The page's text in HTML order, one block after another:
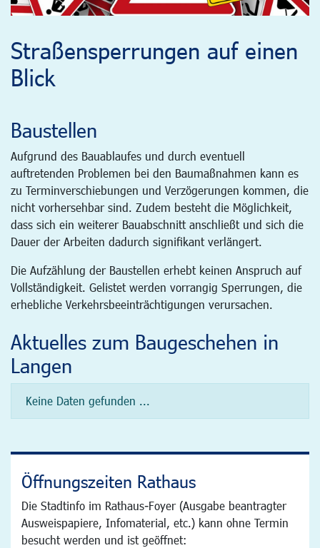
Straßensperrungen auf einen
Blick
Baustellen
Aufgrund des Bauablaufes und durch eventuell
auftretenden Problemen bei den Baumaßnahmen kann es
zu Terminverschiebungen und Verzögerungen kommen, die
nicht vorhersehbar sind. Zudem besteht die Möglichkeit,
dass sich ein weiterer Bauabschnitt anschließt und sich die
Dauer der Arbeiten dadurch signifikant verlängert.
Die Aufzählung der Baustellen erhebt keinen Anspruch auf
Vollständigkeit. Gelistet werden vorrangig Sperrungen, die
erhebliche Verkehrsbeeinträchtigungen verursachen.
Aktuelles zum Baugeschehen in
Langen
Keine Daten gefunden ...
Öffnungszeiten Rathaus
Die Stadtinfo im Rathaus-Foyer (Ausgabe beantragter
Ausweispapiere, Infomaterial, etc.) kann ohne Termin
besucht werden und ist geöffnet: